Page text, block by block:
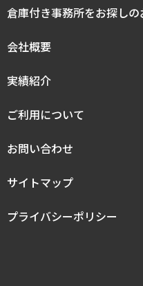
倉庫付き事務所をお探しの
会社概要
実績紹介
ご利用について
お問い合わせ
サイトマップ
プライバシーポリシー